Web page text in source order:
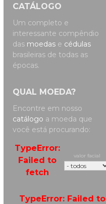
CATÁLOGO
Um completo e
interessante compêndio
das moedas e cédulas
brasileiras de todas as
épocas.
QUAL MOEDA?
Encontre em nosso
catálogo a moeda que
você está procurando:
TypeError:
Failed to
fetch
valor facial
TypeError: Failed to